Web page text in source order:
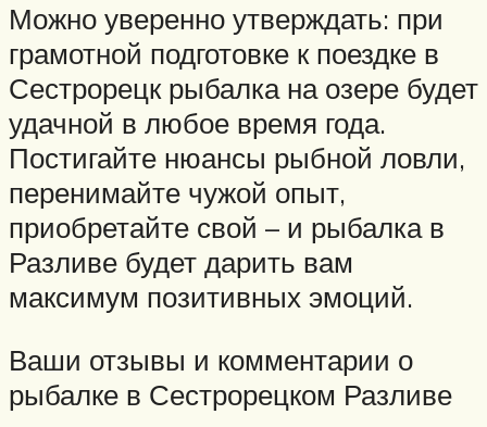
Можно уверенно утверждать: при
грамотной подготовке к поездке в
Сестрорецк рыбалка на озере будет
удачной в любое время года.
Постигайте нюансы рыбной ловли,
перенимайте чужой опыт,
приобретайте свой – и рыбалка в
Разливе будет дарить вам
максимум позитивных эмоций.
Ваши отзывы и комментарии о
рыбалке в Сестрорецком Разливе